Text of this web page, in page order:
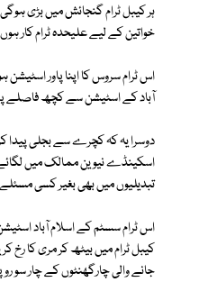
ہر کیبل ٹرام گنجائش میں بڑی
خواتین کے لیے علیحدہ ٹرام کار
اس ٹرام سروس کا اپنا پاور
آباد کے اسٹیشن سے کچھ فاصلے پر
دوسرا یہ کہ کچرے سے بجلی پیدا
اسکینڈے نیوین ممالک میں لگائے
تبدیلیوں میں بھی بغیر کسی
اس ٹرام سسٹم کے اسلام آباد
کیبل ٹرام میں بیٹھ کر مری کا
جانے والی چارگھنٹوں کے چار سو